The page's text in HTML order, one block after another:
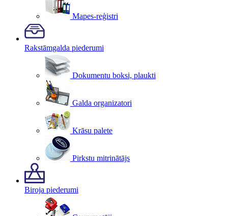
Mapes-reģistri
Rakstāmgalda piederumi
Dokumentu boksi, plaukti
Galda organizatori
Krāsu palete
Pirkstu mitrinātājs
Biroja piederumi